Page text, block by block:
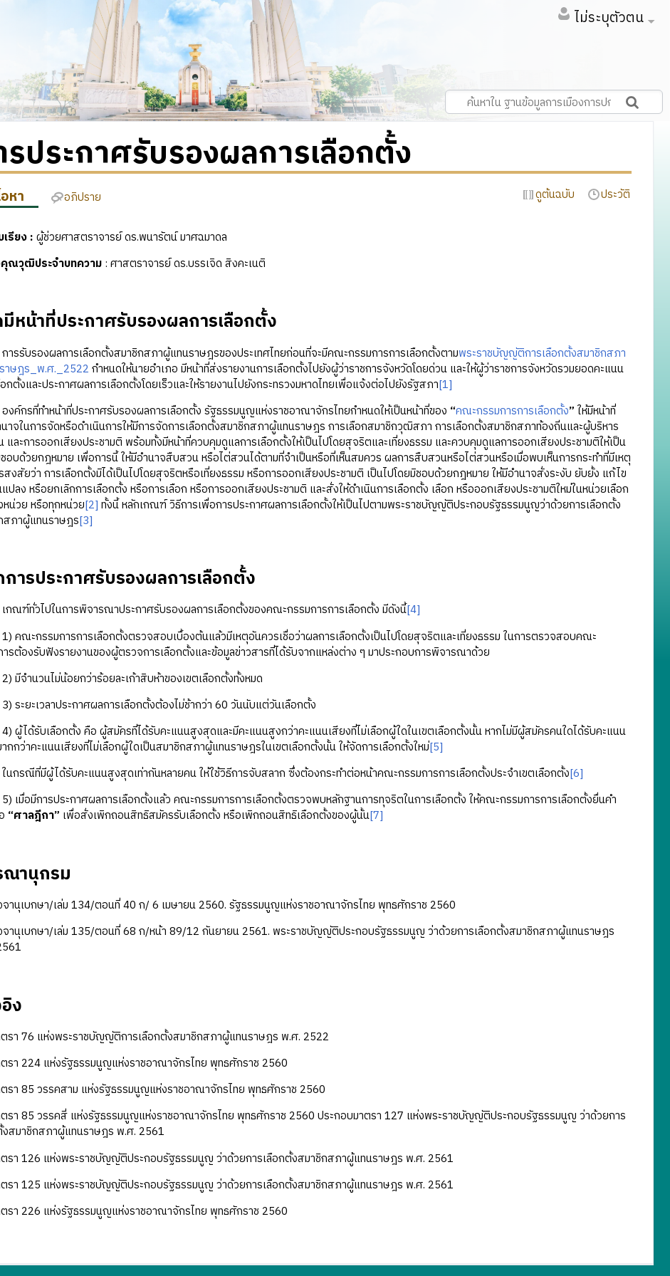
ไม่ระบุตัวตน
ประกาศรับรองผลการเลือกตั้ง
หา อภิปราย ดูต้นฉบับ ประวัติ
รียง : ผู้ช่วยศาสตราจารย์ ดร.พนารัตน์ มาศฉมาดล
ณวุฒิประจำบทความ: ศาสตราจารย์ ดร.บรรเจิด สิงคะเนติ
หน้าที่ประกาศรับรองผลการเลือกตั้ง
บรองผลการเลือกตั้งสมาชิกสภาผู้แทนราษฎรของประเทศไทยก่อนที่จะมีคณะกรรมการการเลือกตั้งตามพระราชบัญญัติการเลือกตั้งสมาชิกสภา
าษฎร_พ.ศ._2522 กำหนดให้นายอำเภอ มีหน้าที่ส่งรายงานการเลือกตั้งไปยังผู้ว่าราชการจังหวัดโดยด่วน และให้ผู้ว่าราชการจังหวัดรวมยอดคะแนน
กตั้งและประกาศผลการเลือกตั้งโดยเร็วและให้รายงานไปยังกระทรวงมหาดไทยเพื่อแจ้งต่อไปยังรัฐสภา[1]
รที่ทำหน้าที่ประกาศรับรองผลการเลือกตั้ง รัฐธรรมนูญแห่งราชอาณาจักรไทยกำหนดให้เป็นหน้าที่ของ “คณะกรรมการการเลือกตั้ง” ให้มีหน้าที่
นาจในการจัดหรือดำเนินการให้มีการจัดการเลือกตั้งสมาชิกสภาผู้แทนราษฎร การเลือกสมาชิกวุฒิสภา การเลือกตั้งสมาชิกสภาท้องถิ่นและผู้บริหาร
และการออกเสียงประชามติ พร้อมทั้งมีหน้าที่ควบคุมดูแลการเลือกตั้งให้เป็นไปโดยสุจริตและเที่ยงธรรม และควบคุมดูแลการออกเสียงประชามติให้เป็น
อบด้วยกฎหมาย เพื่อการนี้ ให้มีอำนาจสืบสวน หรือไต่สวนได้ตามที่จําเป็นหรือที่เห็นสมควร ผลการสืบสวนหรือไต่สวนหรือเมื่อพบเห็นการกระทําที่มีเหตุ
งสัยว่า การเลือกตั้งมิได้เป็นไปโดยสุจริตหรือเที่ยงธรรม หรือการออกเสียงประชามติ เป็นไปโดยมิชอบด้วยกฎหมาย ให้มีอำนาจสั่งระงับ ยับยั้ง แก้ไข
ปลง หรือยกเลิกการเลือกตั้ง หรือการเลือก หรือการออกเสียงประชามติ และสั่งให้ดำเนินการเลือกตั้ง เลือก หรือออกเสียงประชามติใหม่ในหน่วยเลือก
น่วย หรือทุกหน่วย[2] ทั้งนี้ หลักเกณฑ์ วิธีการเพื่อการประกาศผลการเลือกตั้งให้เป็นไปตามพระราชบัญญัติประกอบรัฐธรรมนูญว่าด้วยการเลือกตั้ง
สภาผู้แทนราษฎร[3]
ารประกาศรับรองผลการเลือกตั้ง
ทั่วไปในการพิจารณาประกาศรับรองผลการเลือกตั้งของคณะกรรมการการเลือกตั้ง มีดังนี้[4]
ะกรรมการการเลือกตั้งตรวจสอบเบื้องต้นแล้วมีเหตุอันควรเชื่อว่าผลการเลือกตั้งเป็นไปโดยสุจริตและเที่ยงธรรม ในการตรวจสอบคณะ
รต้องรับฟังรายงานของผู้ตรวจการเลือกตั้งและข้อมูลข่าวสารที่ได้รับจากแหล่งต่าง ๆ มาประกอบการพิจารณาด้วย
ำนวนไม่น้อยกว่าร้อยละเก้าสิบห้าของเขตเลือกตั้งทั้งหมด
ยะเวลาประกาศผลการเลือกตั้งต้องไม่ช้ากว่า 60 วันนับแต่วันเลือกตั้ง
ด้รับเลือกตั้ง คือ ผู้สมัครที่ได้รับคะแนนสูงสุดและมีคะแนนสูงกว่าคะแนนเสียงที่ไม่เลือกผู้ใดในเขตเลือกตั้งนั้น หากไม่มีผู้สมัครคนใดได้รับคะแนน
กกว่าคะแนนเสียงที่ไม่เลือกผู้ใดเป็นสมาชิกสภาผู้แทนราษฎรในเขตเลือกตั้งนั้น ให้จัดการเลือกตั้งใหม่[5]
ณีที่มีผู้ได้รับคะแนนสูงสุดเท่ากันหลายคน ให้ใช้วิธีการจับสลาก ซึ่งต้องกระทําต่อหน้าคณะกรรมการการเลือกตั้งประจำเขตเลือกตั้ง[6]
อมีการประกาศผลการเลือกตั้งแล้ว คณะกรรมการการเลือกตั้งตรวจพบหลักฐานการทุจริตในการเลือกตั้ง ให้คณะกรรมการการเลือกตั้งยื่นคํา
“ศาลฎีกา” เพื่อสั่งเพิกถอนสิทธิสมัครรับเลือกตั้ง หรือเพิกถอนสิทธิเลือกตั้งของผู้นั้น[7]
ณานุกรม
จานุเบกษา/เล่ม 134/ตอนที่ 40 ก/ 6 เมษายน 2560. รัฐธรรมนูญแห่งราชอาณาจักรไทย พุทธศักราช 2560
จานุเบกษา/เล่ม 135/ตอนที่ 68 ก/หน้า 89/12 กันยายน 2561. พระราชบัญญัติประกอบรัฐธรรมนูญ ว่าด้วยการเลือกตั้งสมาชิกสภาผู้แทนราษฎร
ง
รา 76 แห่งพระราชบัญญัติการเลือกตั้งสมาชิกสภาผู้แทนราษฎร พ.ศ. 2522
รา 224 แห่งรัฐธรรมนูญแห่งราชอาณาจักรไทย พุทธศักราช 2560
รา 85 วรรคสาม แห่งรัฐธรรมนูญแห่งราชอาณาจักรไทย พุทธศักราช 2560
รา 85 วรรคสี่ แห่งรัฐธรรมนูญแห่งราชอาณาจักรไทย พุทธศักราช 2560 ประกอบมาตรา 127 แห่งพระราชบัญญัติประกอบรัฐธรรมนูญ ว่าด้วยการ
งสมาชิกสภาผู้แทนราษฎร พ.ศ. 2561
รา 126 แห่งพระราชบัญญัติประกอบรัฐธรรมนูญ ว่าด้วยการเลือกตั้งสมาชิกสภาผู้แทนราษฎร พ.ศ. 2561
รา 125 แห่งพระราชบัญญัติประกอบรัฐธรรมนูญ ว่าด้วยการเลือกตั้งสมาชิกสภาผู้แทนราษฎร พ.ศ. 2561
รา 226 แห่งรัฐธรรมนูญแห่งราชอาณาจักรไทย พุทธศักราช 2560